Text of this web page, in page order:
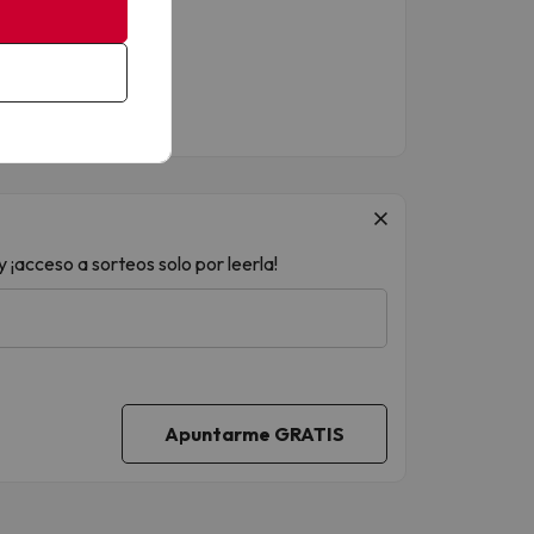
a sorteos solo por leerla!